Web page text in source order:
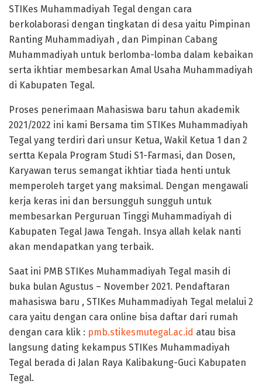
STIKes Muhammadiyah Tegal dengan cara
berkolaborasi dengan tingkatan di desa yaitu Pimpinan
Ranting Muhammadiyah , dan Pimpinan Cabang
Muhammadiyah untuk berlomba-lomba dalam kebaikan
serta ikhtiar membesarkan Amal Usaha Muhammadiyah
di Kabupaten Tegal.
Proses penerimaan Mahasiswa baru tahun akademik
2021/2022 ini kami Bersama tim STIKes Muhammadiyah
Tegal yang terdiri dari unsur Ketua, Wakil Ketua 1 dan 2
sertta Kepala Program Studi S1-Farmasi, dan Dosen,
Karyawan terus semangat ikhtiar tiada henti untuk
memperoleh target yang maksimal. Dengan mengawali
kerja keras ini dan bersungguh sungguh untuk
membesarkan Perguruan Tinggi Muhammadiyah di
Kabupaten Tegal Jawa Tengah. Insya allah kelak nanti
akan mendapatkan yang terbaik.
Saat ini PMB STIKes Muhammadiyah Tegal masih di
buka bulan Agustus – November 2021. Pendaftaran
mahasiswa baru , STIKes Muhammadiyah Tegal melalui 2
cara yaitu dengan cara online bisa daftar dari rumah
dengan cara klik : pmb.stikesmutegal.ac.id atau bisa
langsung dating kekampus STIKes Muhammadiyah
Tegal berada di Jalan Raya Kalibakung-Guci Kabupaten
Tegal.